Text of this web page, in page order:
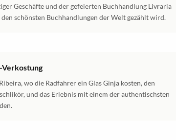
Geschäfte und der gefeierten Buchhandlung Livraria
den schönsten Buchhandlungen der Welt gezählt wird.
Verkostung
wo die Radfahrer ein Glas Ginja kosten, den
und das Erlebnis mit einem der authentischsten